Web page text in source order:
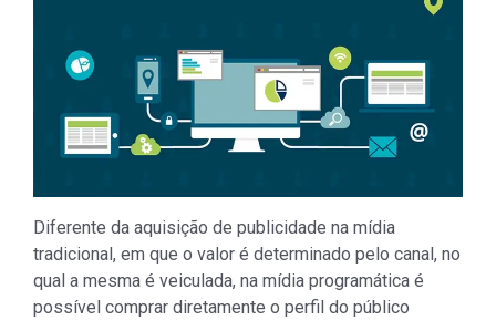
Diferente da aquisição de publicidade na mídia
tradicional, em que o valor é determinado pelo canal, no
qual a mesma é veiculada, na mídia programática é
possível comprar diretamente o perfil do público